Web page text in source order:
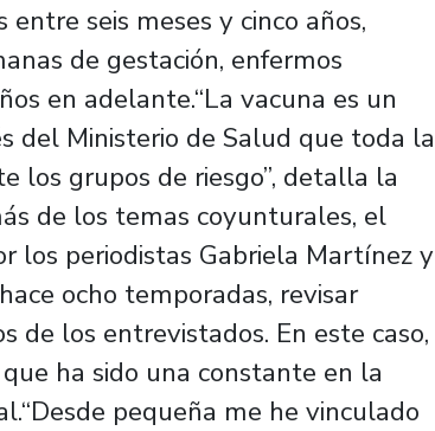
seis meses y cinco años,
de gestación, enfermos
en adelante.“La vacuna es un
del Ministerio de Salud que toda la
los grupos de riesgo”, detalla la
de los temas coyunturales, el
los periodistas Gabriela Martínez y
ocho temporadas, revisar
de los entrevistados. En este caso,
ha sido una constante en la
pequeña me he vinculado